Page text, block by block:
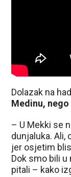
Dolazak na
Medinu,
– U Mekki se
dunjaluka. Ali,
jer osjetim
Dok smo bili
pitali – kako